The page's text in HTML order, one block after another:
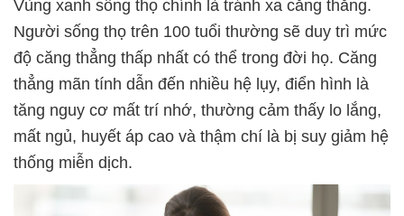
Vùng xanh sống thọ chính là tránh xa căng thẳng.
Người sống thọ trên 100 tuổi thường sẽ duy trì mức
độ căng thẳng thấp nhất có thể trong đời họ. Căng
thẳng mãn tính dẫn đến nhiều hệ lụy, điển hình là
tăng nguy cơ mất trí nhớ, thường cảm thấy lo lắng,
mất ngủ, huyết áp cao và thậm chí là bị suy giảm hệ
thống miễn dịch.